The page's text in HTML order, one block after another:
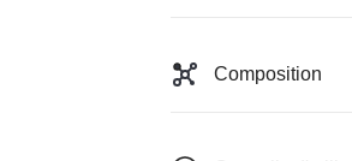
Composition